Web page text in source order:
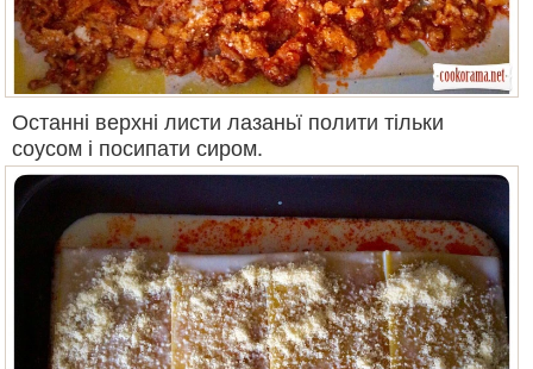
Останні верхні листи лазаньї полити тільки
соусом і посипати сиром.